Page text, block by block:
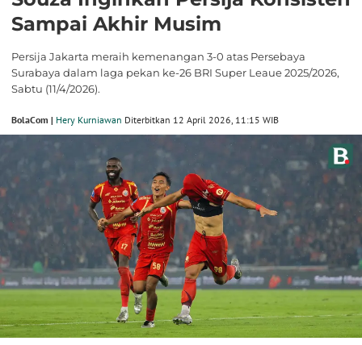
Sampai Akhir Musim
Persija Jakarta meraih kemenangan 3-0 atas Persebaya
Surabaya dalam laga pekan ke-26 BRI Super Leaue 2025/2026,
Sabtu (11/4/2026).
BolaCom | Hery Kurniawan Diterbitkan 12 April 2026, 11:15 WIB